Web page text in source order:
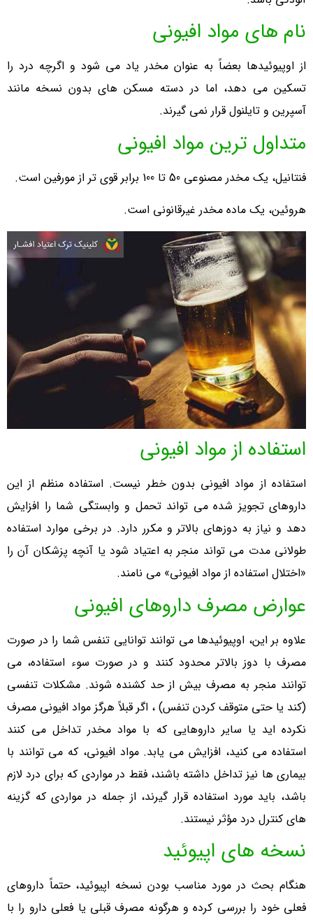
نام های مواد افیونی
از اوپیوئیدها بعضاً به عنوان مخدر یاد می شود و اگرچه درد را
تسکین می دهد، اما در دسته مسکن های بدون نسخه مانند
آسپرین و تایلنول قرار نمی گیرند.
متداول ترین مواد افیونی
فنتانیل، یک مخدر مصنوعی 50 تا 100 برابر قوی تر از مورفین است.
هروئین، یک ماده مخدر غیرقانونی است.
استفاده از مواد افیونی
استفاده از مواد افیونی بدون خطر نیست. استفاده منظم از این
داروهای تجویز شده می تواند تحمل و وابستگی شما را افزایش
دهد و نیاز به دوزهای بالاتر و مکرر دارد. در برخی موارد استفاده
طولانی مدت می تواند منجر به اعتیاد شود یا آنچه پزشکان آن را
«اختلال استفاده از مواد افیونی» می نامند.
عوارض مصرف داروهای افیونی
علاوه بر این، اوپیوئیدها می توانند توانایی تنفس شما را در صورت
مصرف با دوز بالاتر محدود کنند و در صورت سوء استفاده، می
توانند منجر به مصرف بیش از حد کشنده شوند. مشکلات تنفسی
(کند یا حتی متوقف کردن تنفس) ، اگر قبلاً هرگز مواد افیونی مصرف
نکرده اید یا سایر داروهایی که با مواد مخدر تداخل می کنند
استفاده می کنید، افزایش می یابد. مواد افیونی، که می توانند با
بیماری ها نیز تداخل داشته باشند، فقط در مواردی که برای درد لازم
باشد، باید مورد استفاده قرار گیرند، از جمله در مواردی که گزینه
های کنترل درد مؤثر نیستند.
نسخه های اپیوئید
هنگام بحث در مورد مناسب بودن نسخه اپیوئید، حتماً داروهای
فعلی خود را بررسی کرده و هرگونه مصرف قبلی یا فعلی دارو را با